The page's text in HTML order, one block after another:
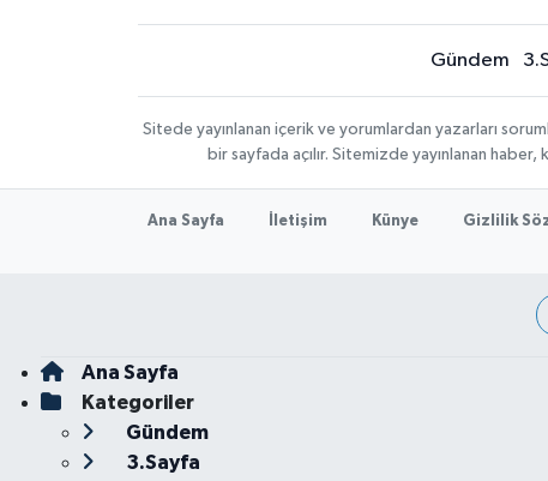
Gündem
Sitede yayınlanan içerik ve yorumlardan yazarları
bir sayfada açılır. Sitemizde yayınlanan
Ana Sayfa İletişim Künye Gizlilik
Ana Sayfa
Kategoriler
Gündem
3.Sayfa